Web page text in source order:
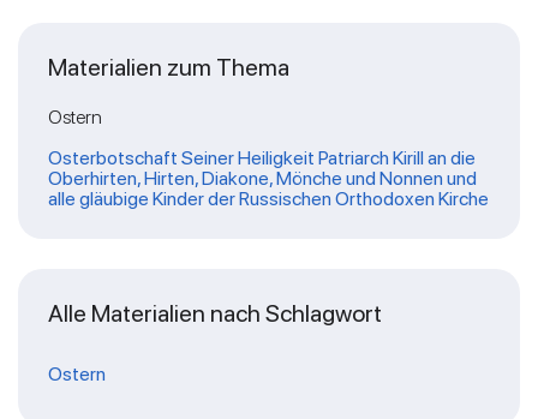
Materialien zum Thema
Ostern
Osterbotschaft Seiner Heiligkeit Patriarch Kirill an die
Oberhirten, Hirten, Diakone, Mönche und Nonnen und
alle gläubige Kinder der Russischen Orthodoxen Kirche
Alle Materialien nach Schlagwort
Ostern